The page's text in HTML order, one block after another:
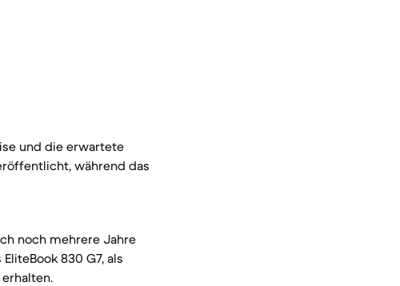
und die erwartete
während das
noch mehrere Jahre
830 G7, als